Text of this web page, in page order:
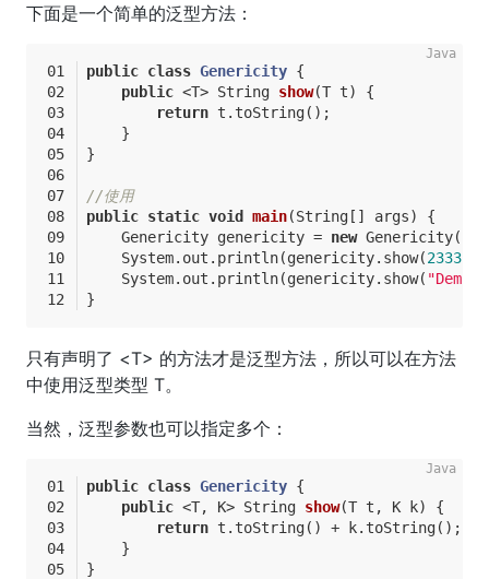
下面是一个简单的泛型方法：
public class Genericity {
public <T> String show(T t)
{
return t.toString();
    }
}
//使用
public static void main(String[] args)
{
    Genericity genericity =
new Genericity();
    System.out.println(genericity.show(
2333
    System.out.println(genericity.show(
"Demo"
}
只有声明了 <T> 的方法才是泛型方法，所以可以在方法
中使用泛型类型 T。
当然，泛型参数也可以指定多个：
public class Genericity {
public <T, K> String show(T t, K k)
{
return t.toString() + k.toString();
    }
}